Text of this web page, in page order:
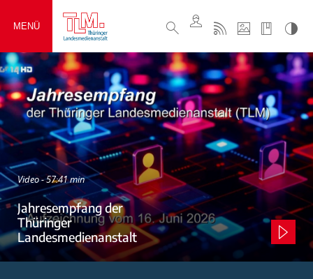
MENÜ
Video - 57:41 min
Jahresempfang der
Thüringer
Landesmedienanstalt